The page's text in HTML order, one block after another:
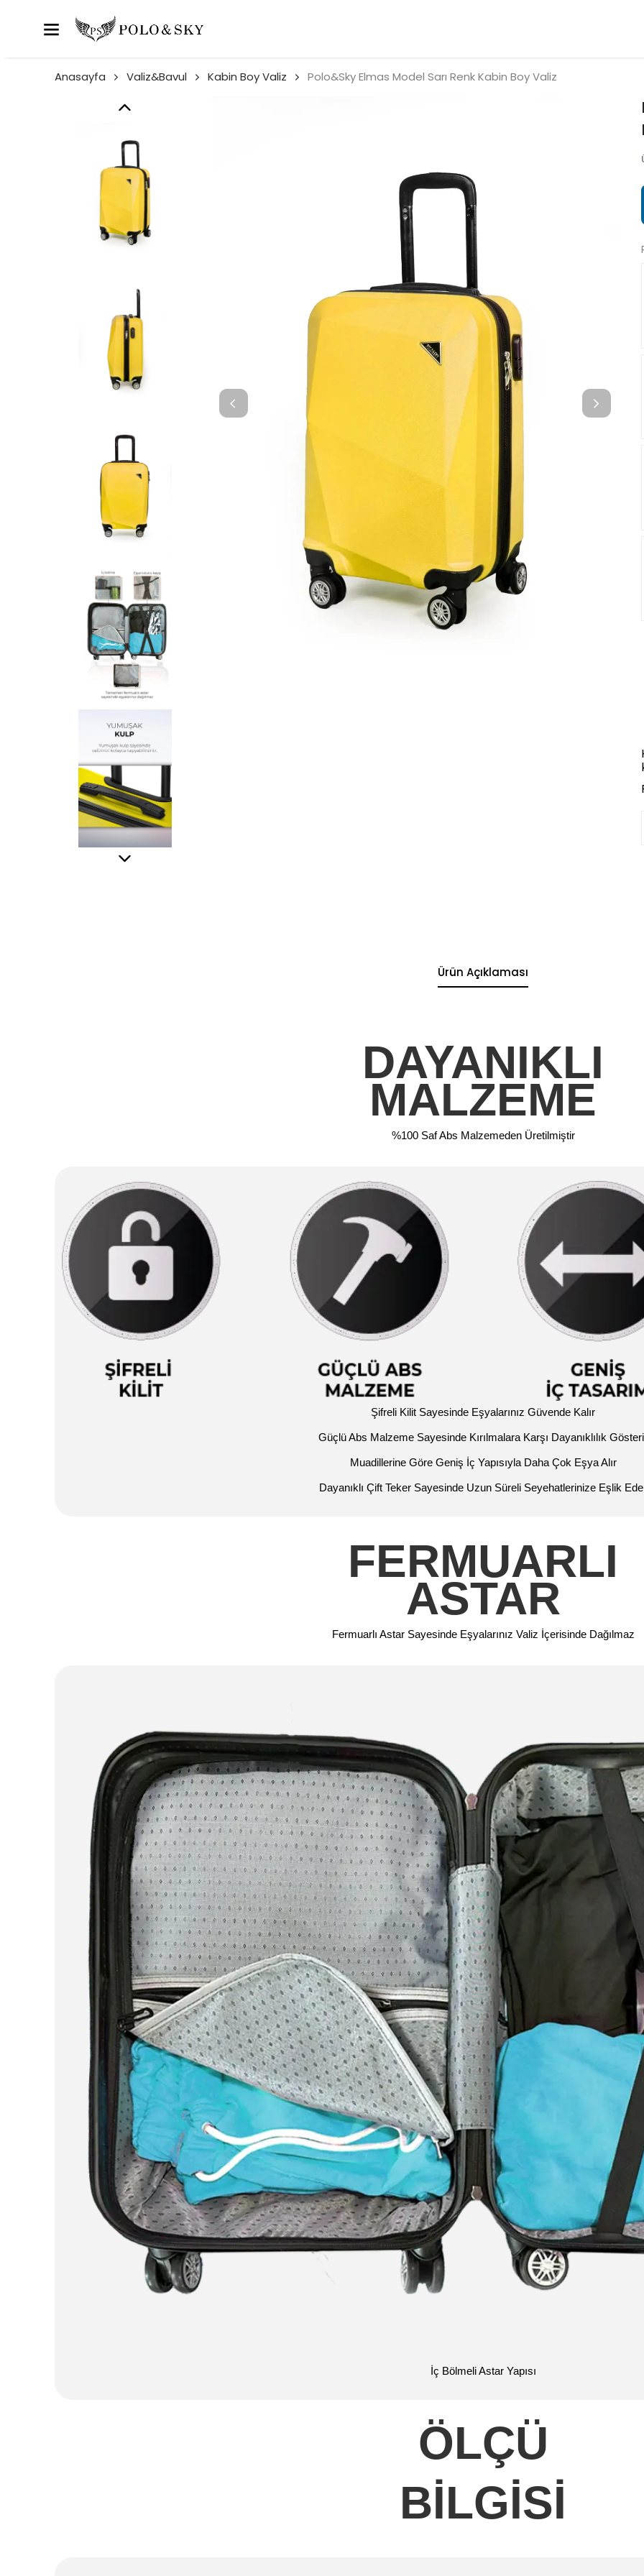
Anasayfa Valiz&Bavul Kabin Boy Valiz Polo&Sky Elmas Model Sarı Renk Kabin Boy Valiz
Ürün Açıklaması
DAYANIKLI
MALZEME
%100 Saf Abs Malzemeden Üretilmiştir
Şifreli Kilit Sayesinde Eşyalarınız Güvende Kalır
Güçlü Abs Malzeme Sayesinde Kırılmalara Karşı Dayanıklılık
Muadillerine Göre Geniş İç Yapısıyla Daha Çok Eşya Alır
Dayanıklı Çift Teker Sayesinde Uzun Süreli Seyehatlerinize Eşlik
FERMUARLI
ASTAR
Fermuarlı Astar Sayesinde Eşyalarınız Valiz İçerisinde Dağılmaz
İç Bölmeli Astar Yapısı
ÖLÇÜ
BİLGİSİ